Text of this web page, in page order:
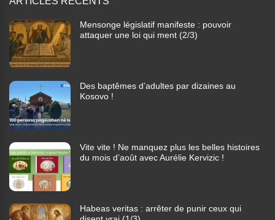
Mensonge législatif manifeste : pouvoir
attaquer une loi qui ment (2/3)
Des baptêmes d’adultes par dizaines au
Kosovo !
Vite vite ! Ne manquez plus les belles histoires
du mois d’août avec Aurélie Kervizic !
Habeas veritas : arrêter de punir ceux qui